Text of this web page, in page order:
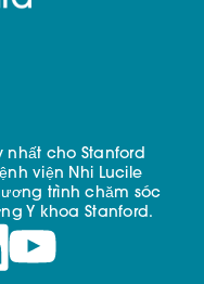
cho Stanford
viện Nhi Lucile
trình chăm sóc
Y khoa Stanford.